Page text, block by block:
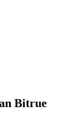
dll.
Bitrue